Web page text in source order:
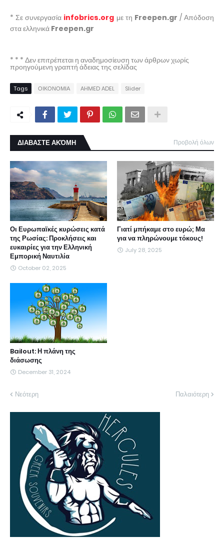
* Σε συνεργασία infobrics.org με τη Freepen.gr / Απόδοση
στα ελληνικά Freepen.gr
* * * Δεν επιτρέπεται η αναδημοσίευση των άρθρων χωρίς
προηγούμενη γραπτή άδειας της σελίδας
Tags ΟΙΚΟΝΟΜΙΑ AHMED ADEL Slider
ΔΙΑΒΑΣΤΕ ΑΚΌΜΗ Προβολή όλων
Οι Ευρωπαϊκές κυρώσεις κατά
της Ρωσίας: Προκλήσεις και
ευκαιρίες για την Ελληνική
Εμπορική Ναυτιλία
October 02, 2025
Γιατί μπήκαμε στο ευρώ; Μα
για να πληρώνουμε τόκους!
July 28, 2025
Bailout: Η πλάνη της
διάσωσης
December 31, 2024
Νεότερη Παλαιότερη